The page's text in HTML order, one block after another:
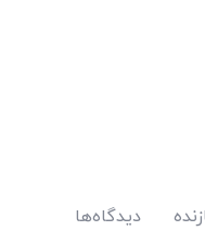
دیدگاه‌ها